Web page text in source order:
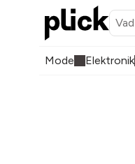
Mode Elektronik